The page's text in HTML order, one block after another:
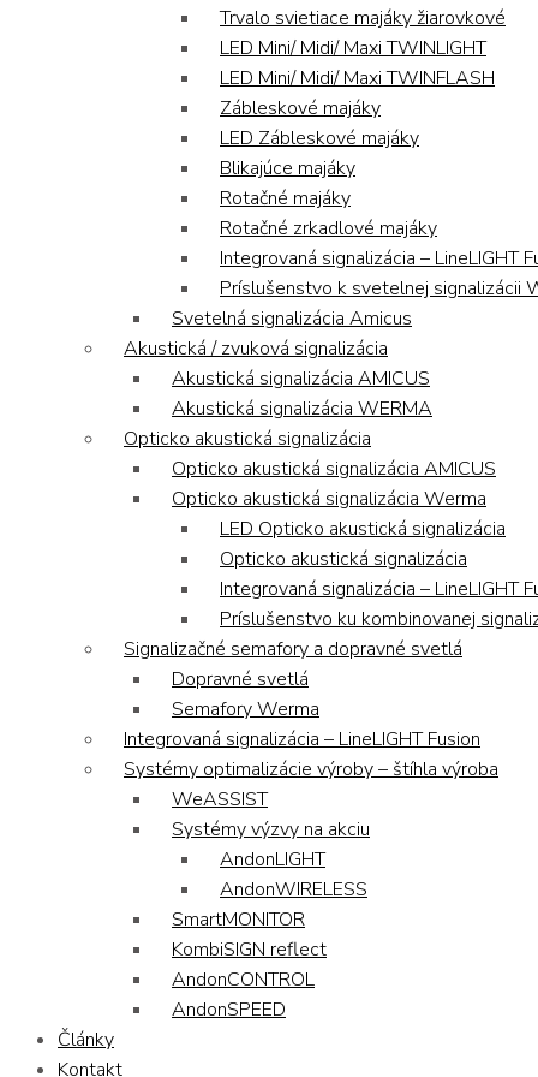
Trvalo svietiace majáky žiarovkové
LED Mini/ Midi/ Maxi TWINLIGHT
LED Mini/ Midi/ Maxi TWINFLASH
Zábleskové majáky
LED Zábleskové majáky
Blikajúce majáky
Rotačné majáky
Rotačné zrkadlové majáky
Integrovaná signalizácia – LineLIGHT
Príslušenstvo k svetelnej signalizácii
Svetelná signalizácia Amicus
Akustická / zvuková signalizácia
Akustická signalizácia AMICUS
Akustická signalizácia WERMA
Opticko akustická signalizácia
Opticko akustická signalizácia AMICUS
Opticko akustická signalizácia Werma
LED Opticko akustická signalizácia
Opticko akustická signalizácia
Integrovaná signalizácia – LineLIGHT
Príslušenstvo ku kombinovanej
Signalizačné semafory a dopravné svetlá
Dopravné svetlá
Semafory Werma
Integrovaná signalizácia – LineLIGHT Fusion
Systémy optimalizácie výroby – štíhla výroba
WeASSIST
Systémy výzvy na akciu
AndonLIGHT
AndonWIRELESS
SmartMONITOR
KombiSIGN reflect
AndonCONTROL
AndonSPEED
Články
Kontakt